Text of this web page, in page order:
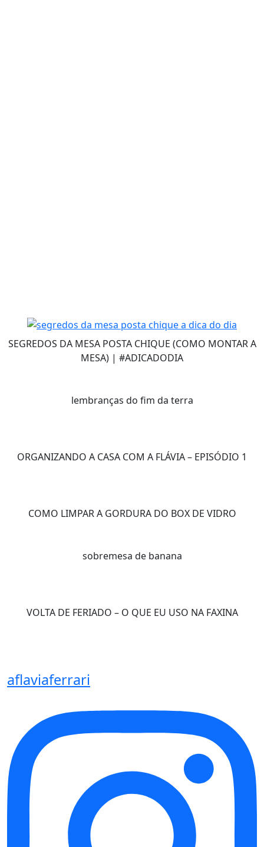
SEGREDOS DA MESA POSTA CHIQUE (COMO MONTAR A
MESA) | #ADICADODIA
lembranças do fim da terra
ORGANIZANDO A CASA COM A FLÁVIA – EPISÓDIO 1
COMO LIMPAR A GORDURA DO BOX DE VIDRO
sobremesa de banana
VOLTA DE FERIADO – O QUE EU USO NA FAXINA
aflaviaferrari